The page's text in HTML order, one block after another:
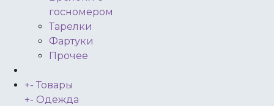
госномером
Тарелки
Фартуки
Прочее
+- Товары
+- Одежда